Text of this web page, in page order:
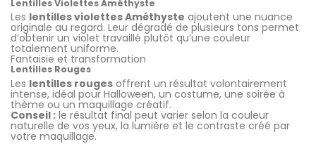
Lentilles Violettes Améthyste
Les lentilles violettes Améthyste ajoutent une nuance
originale au regard. Leur dégradé de plusieurs tons permet
d’obtenir un violet travaillé plutôt qu’une couleur
totalement uniforme.
Fantaisie et transformation
Lentilles Rouges
Les lentilles rouges offrent un résultat volontairement
intense, idéal pour Halloween, un costume, une soirée à
thème ou un maquillage créatif.
Conseil : le résultat final peut varier selon la couleur
naturelle de vos yeux, la lumière et le contraste créé par
votre maquillage.